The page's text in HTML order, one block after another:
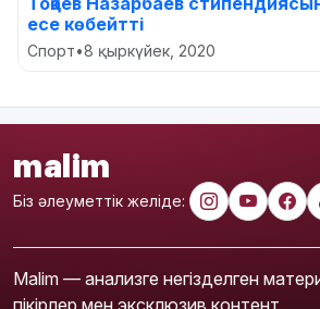
есе көбейтті
Спорт•8 қыркүйек, 2020
malim
Біз әлеуметтік желіде:
Malim — анализге негізделген
пікірлер мен эксклюзив контент.